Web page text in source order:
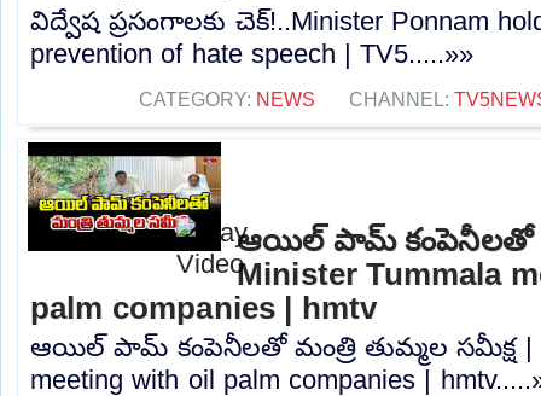
విద్వేష ప్రసంగాలకు చెక్!..Minister Ponnam
prevention of hate speech | TV5.....»»
CATEGORY: NEWS CHANNEL:
ఆయిల్ పామ్ కంపెనీలతో
Minister Tummala
palm companies | hmtv
ఆయిల్ పామ్ కంపెనీలతో మంత్రి తుమ్మల సమీక్ష |
meeting with oil palm companies |